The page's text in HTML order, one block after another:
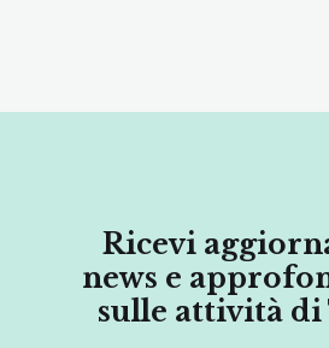
Ricevi
news e
sulle attività di